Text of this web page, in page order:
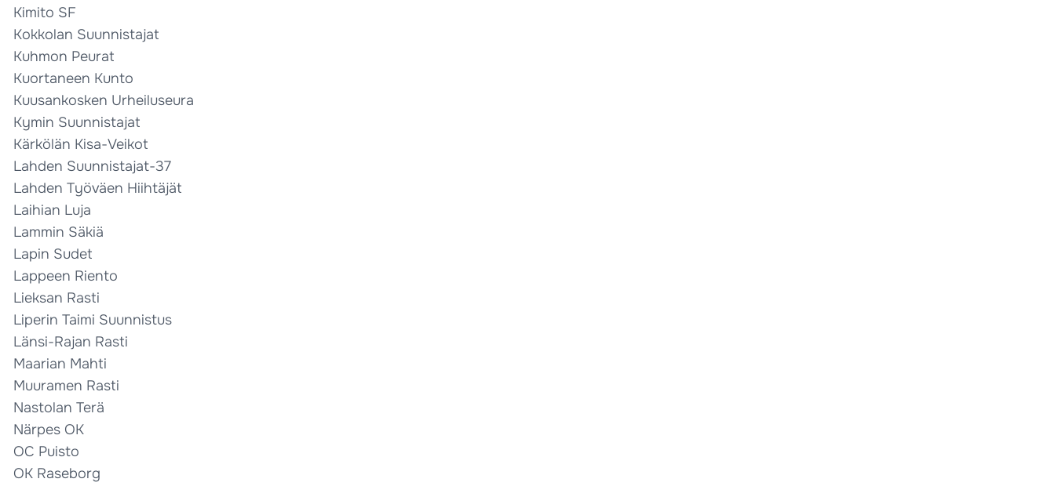
Kimito SF
Kokkolan Suunnistajat
Kuhmon Peurat
Kuortaneen Kunto
Kuusankosken Urheiluseura
Kymin Suunnistajat
Kärkölän Kisa-Veikot
Lahden Suunnistajat-37
Lahden Työväen Hiihtäjät
Laihian Luja
Lammin Säkiä
Lapin Sudet
Lappeen Riento
Lieksan Rasti
Liperin Taimi Suunnistus
Länsi-Rajan Rasti
Maarian Mahti
Muuramen Rasti
Nastolan Terä
Närpes OK
OC Puisto
OK Raseborg